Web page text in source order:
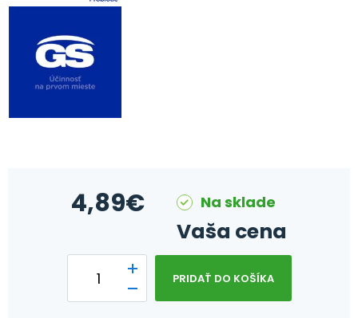
4,89€ Na sklade
Vaša cena
PRIDAŤ DO KOŠÍKA